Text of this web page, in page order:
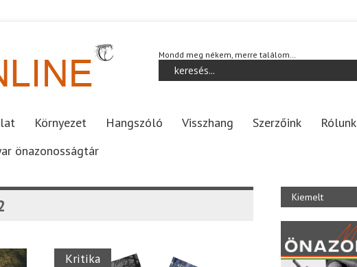
Mondd meg nékem, merre találom…
Környezet Hangszóló Visszhang Szerzőink Rólunk
önazonosságtár
Kritika
Kiemelt